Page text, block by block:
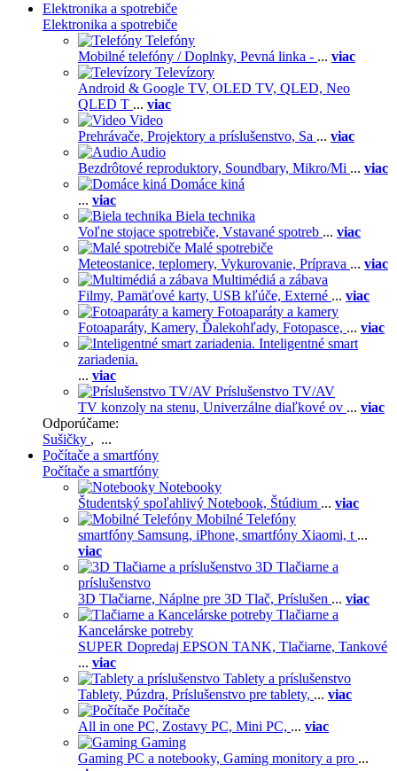
Elektronika a spotrebiče
Elektronika a spotrebiče
Telefóny
Mobilné telefóny / Doplnky, Pevná linka - ... viac
Televízory
Android & Google TV, OLED TV, QLED, Neo
QLED T ... viac
Video
Prehrávače, Projektory a príslušenstvo, Sa ... viac
Audio
Bezdrôtové reproduktory, Soundbary, Mikro/Mi ... viac
Domáce kiná
... viac
Biela technika
Voľne stojace spotrebiče, Vstavané spotreb ... viac
Malé spotrebiče
Meteostanice, teplomery, Vykurovanie, Príprava ... viac
Multimédiá a zábava
Filmy, Pamäťové karty, USB kľúče, Externé ... viac
Fotoaparáty a kamery
Fotoaparáty, Kamery, Ďalekohľady, Fotopasce, ... viac
Inteligentné smart
zariadenia.
... viac
Príslušenstvo TV/AV
TV konzoly na stenu, Univerzálne diaľkové ov ... viac
Odporúčame:
Sušičky , ...
Počítače a smartfóny
Počítače a smartfóny
Notebooky
Študentský spoľahlivý Notebook, Štúdium ... viac
Mobilné Telefóny
smartfóny Samsung, iPhone, smartfóny Xiaomi, t ...
viac
3D Tlačiarne a
príslušenstvo
3D Tlačiarne, Náplne pre 3D Tlač, Príslušen ... viac
Tlačiarne a
Kancelárske potreby
SUPER Dopredaj EPSON TANK, Tlačiarne, Tankové
... viac
Tablety a príslušenstvo
Tablety, Púzdra, Príslušenstvo pre tablety, ... viac
Počítače
All in one PC, Zostavy PC, Mini PC, ... viac
Gaming
Gaming PC a notebooky, Gaming monitory a pro ...